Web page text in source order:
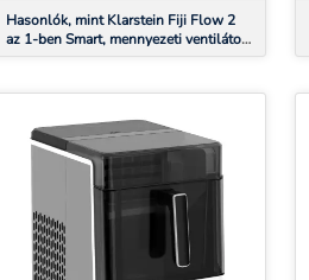
Hasonlók, mint Klarstein Fiji Flow 2
az 1-ben Smart, mennyezeti ventilátor,
Ø 132 cm, LED lámpa, távirányító,
menetirány